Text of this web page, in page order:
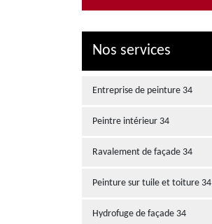
Nos services
Entreprise de peinture 34
Peintre intérieur 34
Ravalement de façade 34
Peinture sur tuile et toiture 34
Hydrofuge de façade 34